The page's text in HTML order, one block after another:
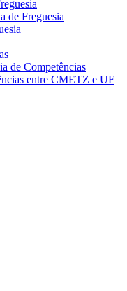
de Freguesia
de Competências
entre CMETZ e UF